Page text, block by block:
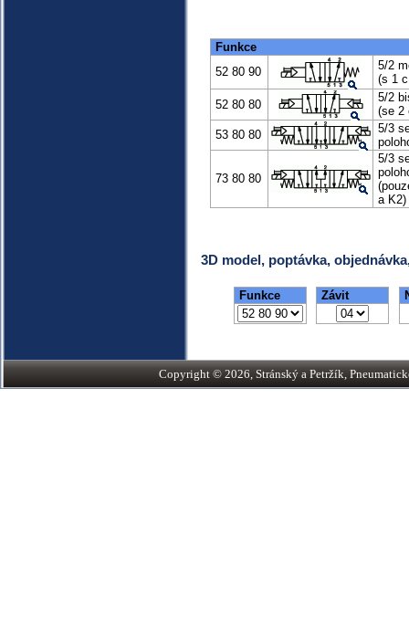
Funkce
52 80 90
5/2
(s 1
52 80 80
5/2
(se 2
53 80 80
5/3
73 80 80
5/3
a K2)
3D model, poptávka,
Funkce Závit
Copyright © 2026, Stránský a Petržík,